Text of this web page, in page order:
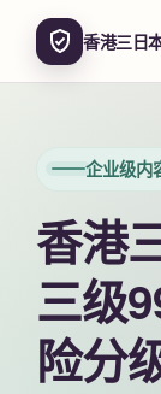
香港三日
企业级内
香港
三级
险分